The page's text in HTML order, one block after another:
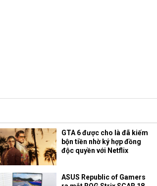
GTA 6 được cho là đã kiếm
bộn tiền nhờ ký hợp đồng
độc quyền với Netflix
ASUS Republic of Gamers